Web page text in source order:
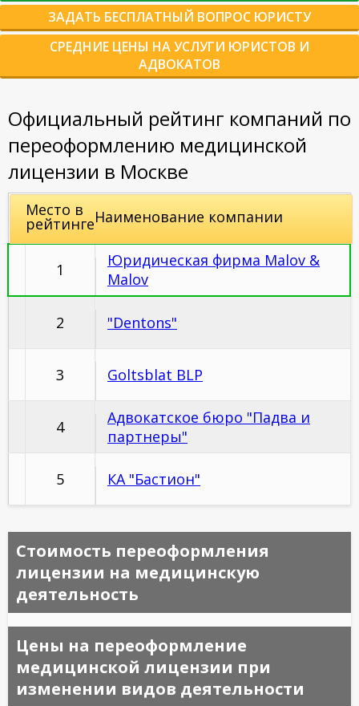
ЗАДАТЬ БЕСПЛАТНЫЙ ВОПРОС ЮРИСТУ
СРЕДНИЕ ЦЕНЫ НА УСЛУГИ ЮРИСТОВ И
АДВОКАТОВ
Официальный рейтинг компаний по
переоформлению медицинской
лицензии в Москве
Место в
рейтингеНаименование компании
1
Юридическая фирма Malov &
Malov
2 "Dentons"
3 Goltsblat BLP
4
Адвокатское бюро "Падва и
партнеры"
5 КА "Бастион"
Стоимость переоформления
лицензии на медицинскую
деятельность
Цены на переоформление
медицинской лицензии при
изменении видов деятельности